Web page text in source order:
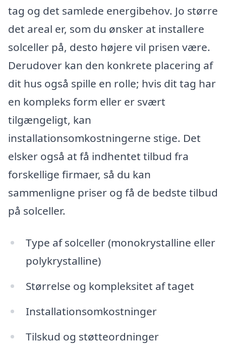
tag og det samlede energibehov. Jo større
det areal er, som du ønsker at installere
solceller på, desto højere vil prisen være.
Derudover kan den konkrete placering af
dit hus også spille en rolle; hvis dit tag har
en kompleks form eller er svært
tilgængeligt, kan
installationsomkostningerne stige. Det
elsker også at få indhentet tilbud fra
forskellige firmaer, så du kan
sammenligne priser og få de bedste tilbud
på solceller.
Type af solceller (monokrystalline eller
polykrystalline)
Størrelse og kompleksitet af taget
Installationsomkostninger
Tilskud og støtteordninger